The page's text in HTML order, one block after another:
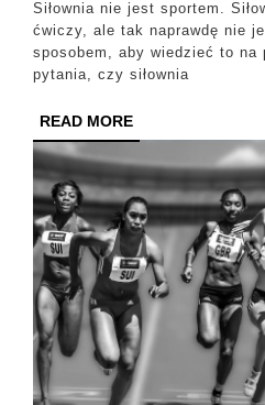
Siłownia nie jest sportem.
ćwiczy, ale tak naprawdę nie
sposobem, aby wiedzieć to na
pytania, czy siłownia
READ MOREREAD
MORE